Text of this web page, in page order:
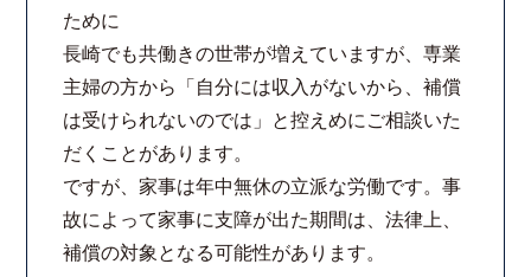
ために
長崎でも共働きの世帯が増えていますが、専業
主婦の方から「自分には収入がないから、補償
は受けられないのでは」と控えめにご相談いた
だくことがあります。
ですが、家事は年中無休の立派な労働です。事
故によって家事に支障が出た期間は、法律上、
補償の対象となる可能性があります。